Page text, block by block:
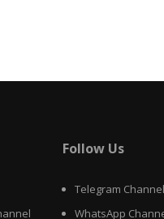
Follow Us
Telegram Channel
WhatsApp